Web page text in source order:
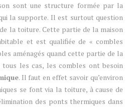
sont une structure formée par la
la supporte. Il est surtout question
la toiture. Cette partie de la maison
et est qualifiée de « combles
aménagés quand cette partie de la
tous les cas, les combles ont besoin
. Il faut en effet savoir qu’environ
se font via la toiture, à cause de
des ponts thermiques dans